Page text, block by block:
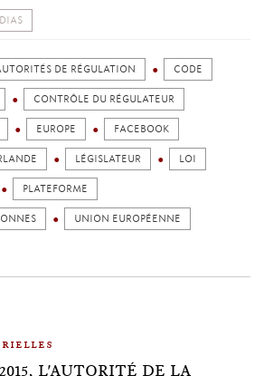
DE RÉGULATION CODE
CONTRÔLE DU RÉGULATEUR
EUROPE FACEBOOK
LÉGISLATEUR LOI
PLATEFORME
UNION EUROPÉENNE
L'AUTORITÉ DE LA